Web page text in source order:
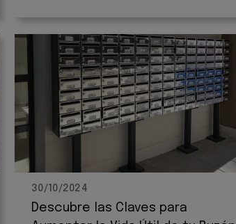
30/10/2024
Descubre las Claves para